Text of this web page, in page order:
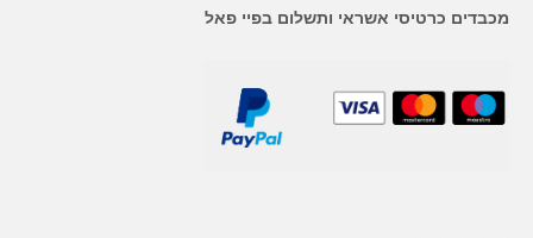
מכבדים כרטיסי אשראי ותשלום בפיי פאל